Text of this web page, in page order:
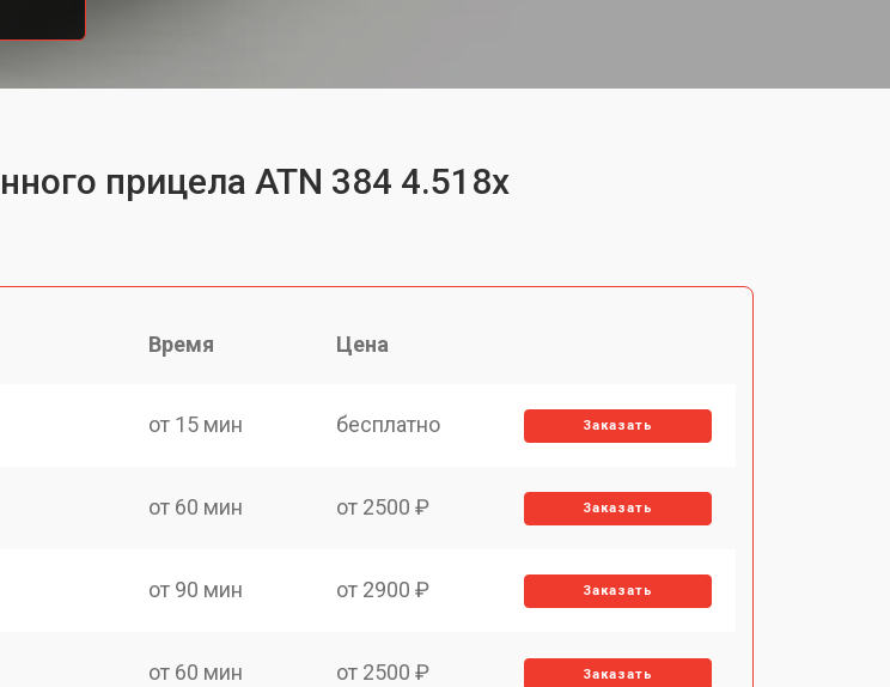
прицела ATN 384 4.518x
Время Цена
от 15 мин бесплатно Заказать
от 60 мин от 2500 ₽ Заказать
от 90 мин от 2900 ₽ Заказать
от 60 мин от 2500 ₽ Заказать